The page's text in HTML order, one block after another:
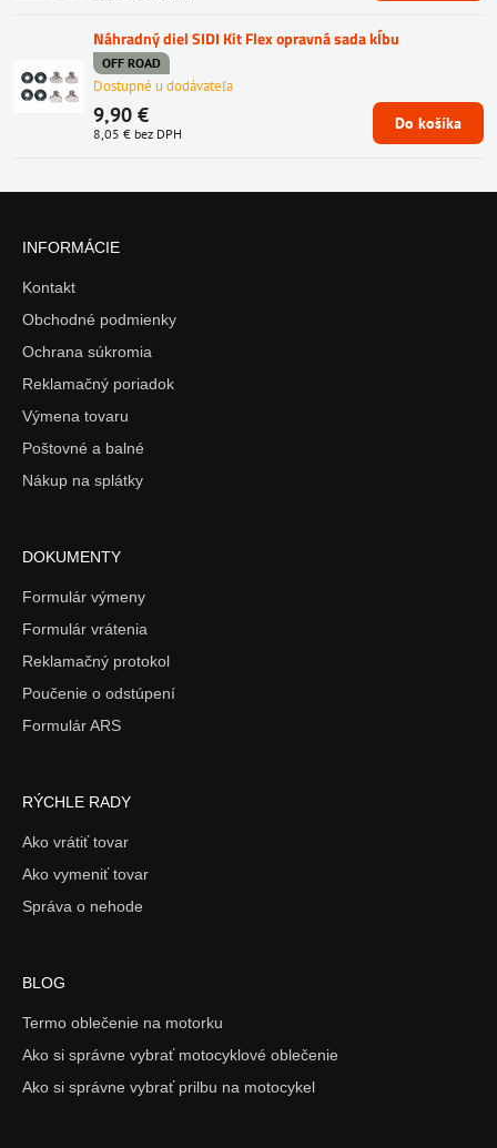
Náhradný diel SIDI Kit Flex opravná sada kĺbu
OFF ROAD
Dostupné u dodávateľa
9,90 €
8,05 € bez DPH
Do košíka
INFORMÁCIE
Kontakt
Obchodné podmienky
Ochrana súkromia
Reklamačný poriadok
Výmena tovaru
Poštovné a balné
Nákup na splátky
DOKUMENTY
Formulár výmeny
Formulár vrátenia
Reklamačný protokol
Poučenie o odstúpení
Formulár ARS
RÝCHLE RADY
Ako vrátiť tovar
Ako vymeniť tovar
Správa o nehode
BLOG
Termo oblečenie na motorku
Ako si správne vybrať motocyklové oblečenie
Ako si správne vybrať prilbu na motocykel